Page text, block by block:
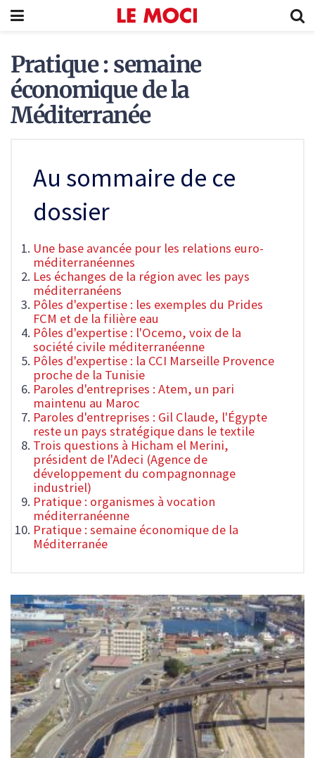
Pratique : semaine
économique de la
Méditerranée
Au sommaire de ce
dossier
Une base avancée pour les relations euro-
méditerranéennes
Les échanges de la région avec les pays
méditerranéens
Pôles d'expertise : les exemples du Prides
FCM et de la filière eau
Pôles d'expertise : l'Ocemo, voix de la
société civile méditerranéenne
Pôles d'expertise : la CCI Marseille Provence
proche de la Tunisie
Paroles d'entreprises : Atem, un pari
maintenu au Maroc
Paroles d'entreprises : Gil Claude, l'Égypte
reste un pays stratégique dans le textile
Trois questions à Hicham el Merini,
président de l'Adeci (Agence de
développement du compagnonnage
industriel)
Pratique : organismes à vocation
méditerranéenne
Pratique : semaine économique de la
Méditerranée